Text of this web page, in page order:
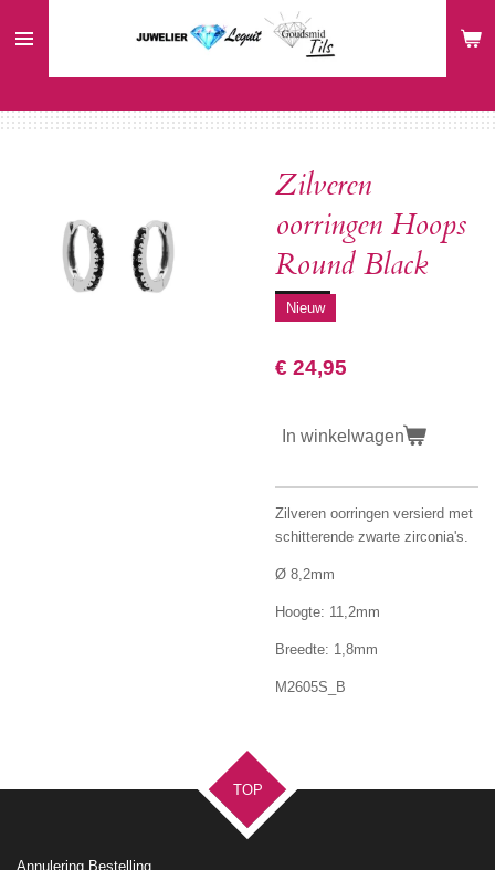
direct
hoofdinhoud
Zilveren
oorringen Hoops
Round Black
Nieuw
€ 24,95
In winkelwagen
Zilveren oorringen versierd met
schitterende zwarte zirconia's.
Ø 8,2mm
Hoogte: 11,2mm
Breedte: 1,8mm
M2605S_B
TOP
Annulering Bestelling